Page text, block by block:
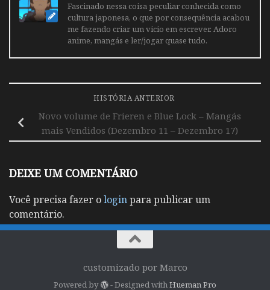
Fascinado nessa coisa peculiar conhecida como
cultura japonesa, o que por consequência acabou
me fazendo criar um vicio em escrever. Adoro
anime, mangás e ler/jogar quase tudo.
HISTÓRIA ANTERIOR
Novo volume de Frieren e Blue Lock – Mangás
mais Vendidos (Dezembro 11 – Dezembro 17)
DEIXE UM COMENTÁRIO
Você precisa fazer ologinpara publicar um
comentário.
customizado por Marco
Powered by - Designed with Hueman Pro